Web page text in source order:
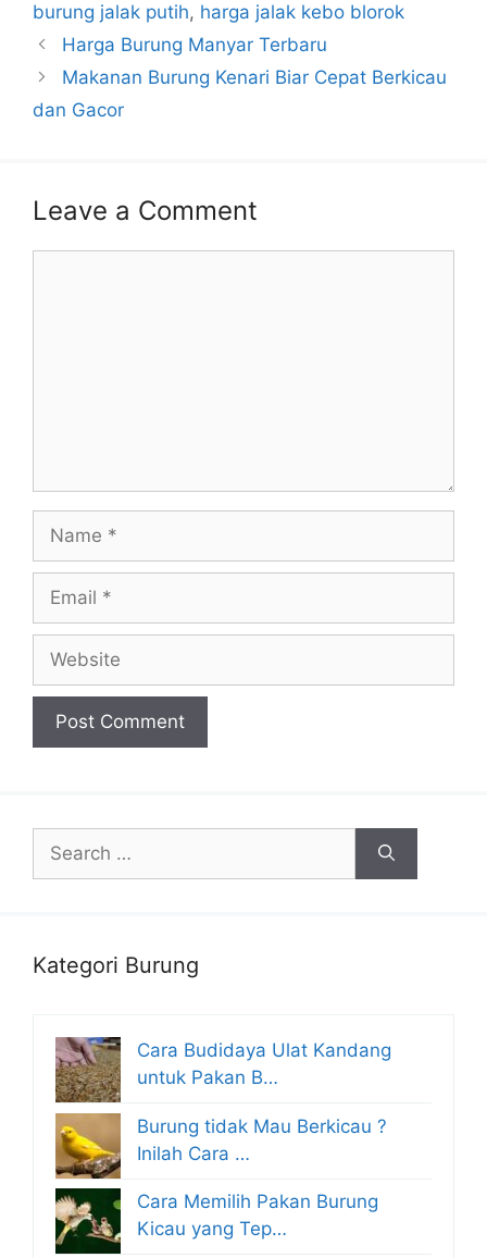
burung jalak putih, harga jalak kebo blorok
Harga Burung Manyar Terbaru
Makanan Burung Kenari Biar Cepat Berkicau
dan Gacor
Leave a Comment
Name
Email
Website
Search
for:
Kategori Burung
Cara Budidaya Ulat Kandang
untuk Pakan B…
Burung tidak Mau Berkicau ?
Inilah Cara …
Cara Memilih Pakan Burung
Kicau yang Tep…